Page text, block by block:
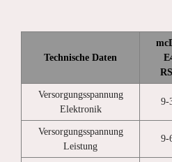
Technische Daten
Versorgungsspannung
Elektronik
9-
Versorgungsspannung
Leistung
9-